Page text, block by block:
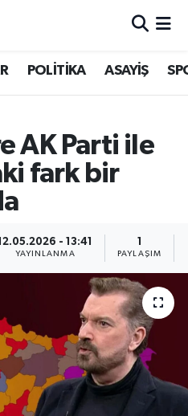
POLİTİKA ASAYİŞ
AK Parti ile
fark bir
12.05.2026 - 13:41
YAYINLANMA PAYLAŞIM